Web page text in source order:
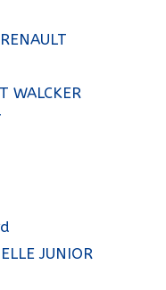
WALCKER
JUNIOR